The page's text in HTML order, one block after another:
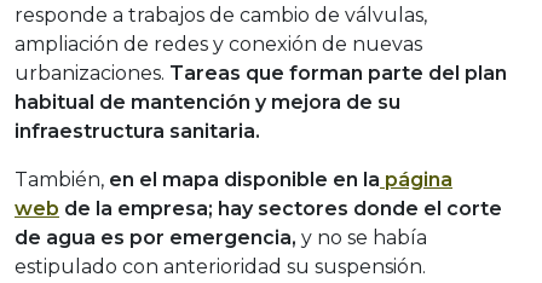
responde a trabajos de cambio de válvulas,
ampliación de redes y conexión de nuevas
urbanizaciones. Tareas que forman parte del plan
habitual de mantención y mejora de su
infraestructura sanitaria.
También, en el mapa disponible en la página
web de la empresa; hay sectores donde el corte
de agua es por emergencia, y no se había
estipulado con anterioridad su suspensión.